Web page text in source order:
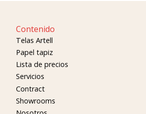
Contenido
Telas Artell
Papel tapiz
Lista de precios
Servicios
Contract
Showrooms